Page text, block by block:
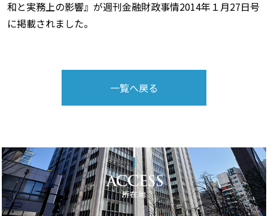
和と実務上の影響』が週刊金融財政事情2014年１月27日号
に掲載されました。
一覧へ戻る